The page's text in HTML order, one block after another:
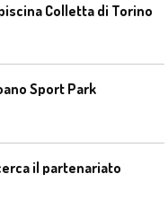
Colletta di Torino
Sport Park
il partenariato